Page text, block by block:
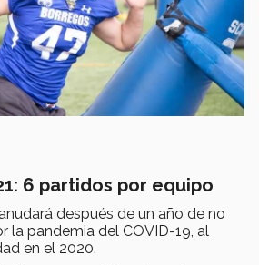
6 partidos por equipo
después de un año de no
la pandemia del COVID-19, al
en el 2020.